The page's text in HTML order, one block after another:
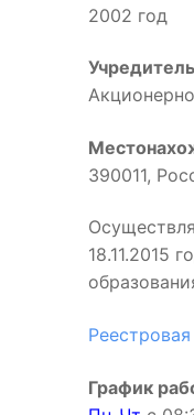
2002 год
390011,
18.11.2015